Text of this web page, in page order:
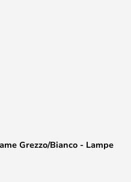
Grezzo/Bianco - Lampe